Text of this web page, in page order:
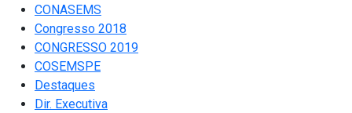
CONASEMS
Congresso 2018
CONGRESSO 2019
COSEMSPE
Destaques
Dir. Executiva